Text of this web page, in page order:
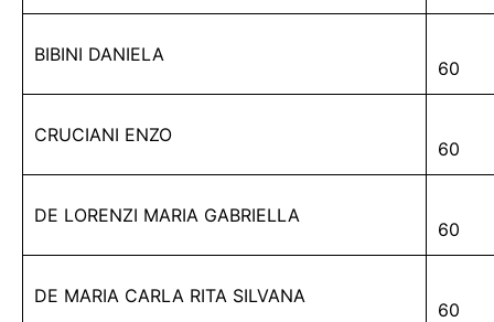
BIBINI DANIELA
60
CRUCIANI ENZO
60
DE LORENZI MARIA GABRIELLA
60
DE MARIA CARLA RITA SILVANA
60